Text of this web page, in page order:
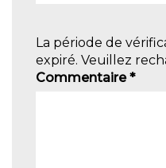
La période de
expiré. Veuillez
Commentaire*